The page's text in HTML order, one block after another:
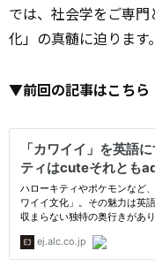
では、社会学をご専
化」の真髄に迫ります。
▼前回の記事はこちら